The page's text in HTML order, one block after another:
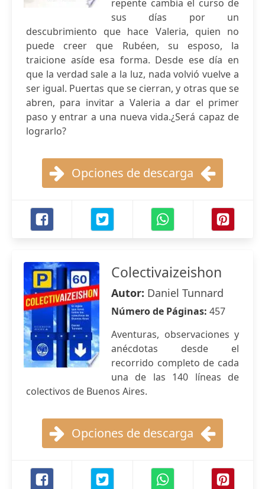
repente cambia el curso de
sus días por un
descubrimiento que hace Valeria, quien no
puede creer que Rubéen, su esposo, la
traicione asíde esa forma. Desde ese día en
que la verdad sale a la luz, nada volvió vuelve a
ser igual. Puertas que se cierran, y otras que se
abren, para invitar a Valeria a dar el primer
paso y entrar a una nueva vida.¿Será capaz de
lograrlo?
Opciones de descarga
Colectivaizeishon
Autor: Daniel Tunnard
Número de Páginas: 457
Aventuras, observaciones y
anécdotas desde el
recorrido completo de cada
una de las 140 líneas de
colectivos de Buenos Aires.
Opciones de descarga